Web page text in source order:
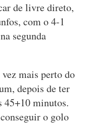
de livre direto,
com o 4-1
segunda
vez mais perto do
depois de ter
45+10 minutos.
o golo